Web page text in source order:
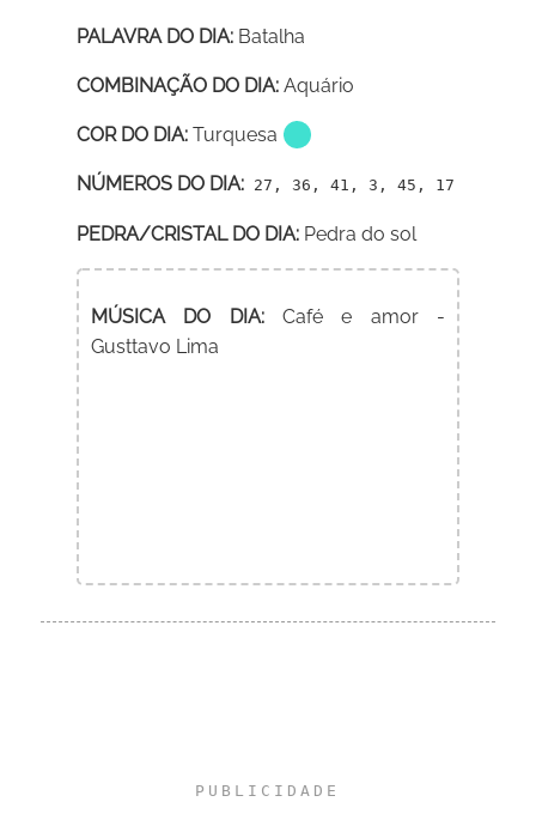
PALAVRA DO DIA: Batalha
COMBINAÇÃO DO DIA: Aquário
COR DO DIA: Turquesa
NÚMEROS DO DIA: 27, 36, 41, 3, 45, 17
PEDRA/CRISTAL DO DIA: Pedra do sol
MÚSICA DO DIA:Café e amor -
Gusttavo Lima